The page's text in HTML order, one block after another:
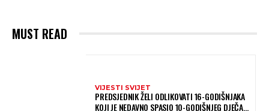
MUST READ
VIJESTI SVIJET
PREDSJEDNIK ŽELI ODLIKOVATI 16-GODIŠNJAKA
KOJI JE NEDAVNO SPASIO 10-GODIŠNJEG DJEČAKA